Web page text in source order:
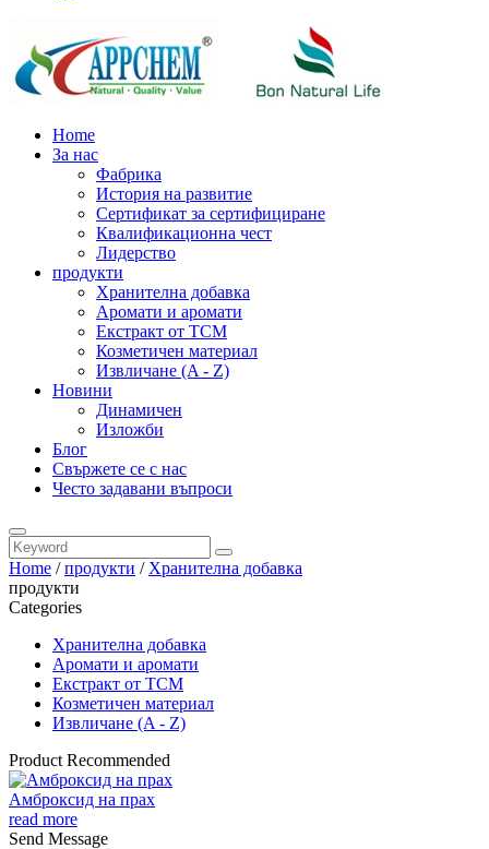
Home
За нас
Фабрика
История на развитие
Сертификат за сертифициране
Квалификационна чест
Лидерство
продукти
Хранителна добавка
Аромати и аромати
Екстракт от TCM
Козметичен материал
Извличане (A - Z)
Новини
Динамичен
Изложби
Блог
Свържете се с нас
Често задавани въпроси
Home /продукти / Хранителна добавка
продукти
Categories
Хранителна добавка
Аромати и аромати
Екстракт от TCM
Козметичен материал
Извличане (A - Z)
Product Recommended
Амброксид на прах
read more
Send Message